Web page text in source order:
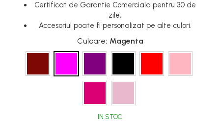
Certificat de Garantie Comerciala pentru 30 de
zile;
Accesoriul poate fi personalizat pe alte culori.
Culoare: Magenta
IN STOC